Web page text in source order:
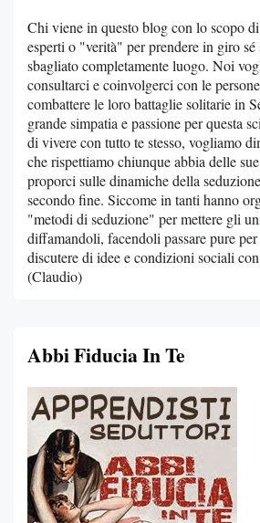
Chi viene in questo blog con lo scopo
esperti o "verità" per prendere in giro sé
sbagliato completamente luogo. Noi
consultarci e coinvolgerci con le
combattere le loro battaglie solitarie in
grande simpatia e passione per questa
di vivere con tutto te stesso, vogliamo
che rispettiamo chiunque abbia delle
proporci sulle dinamiche della
secondo fine. Siccome in tanti hanno
"metodi di seduzione" per mettere gli
diffamandoli, facendoli passare pure
discutere di idee e condizioni sociali
(Claudio)
Abbi Fiducia In Te